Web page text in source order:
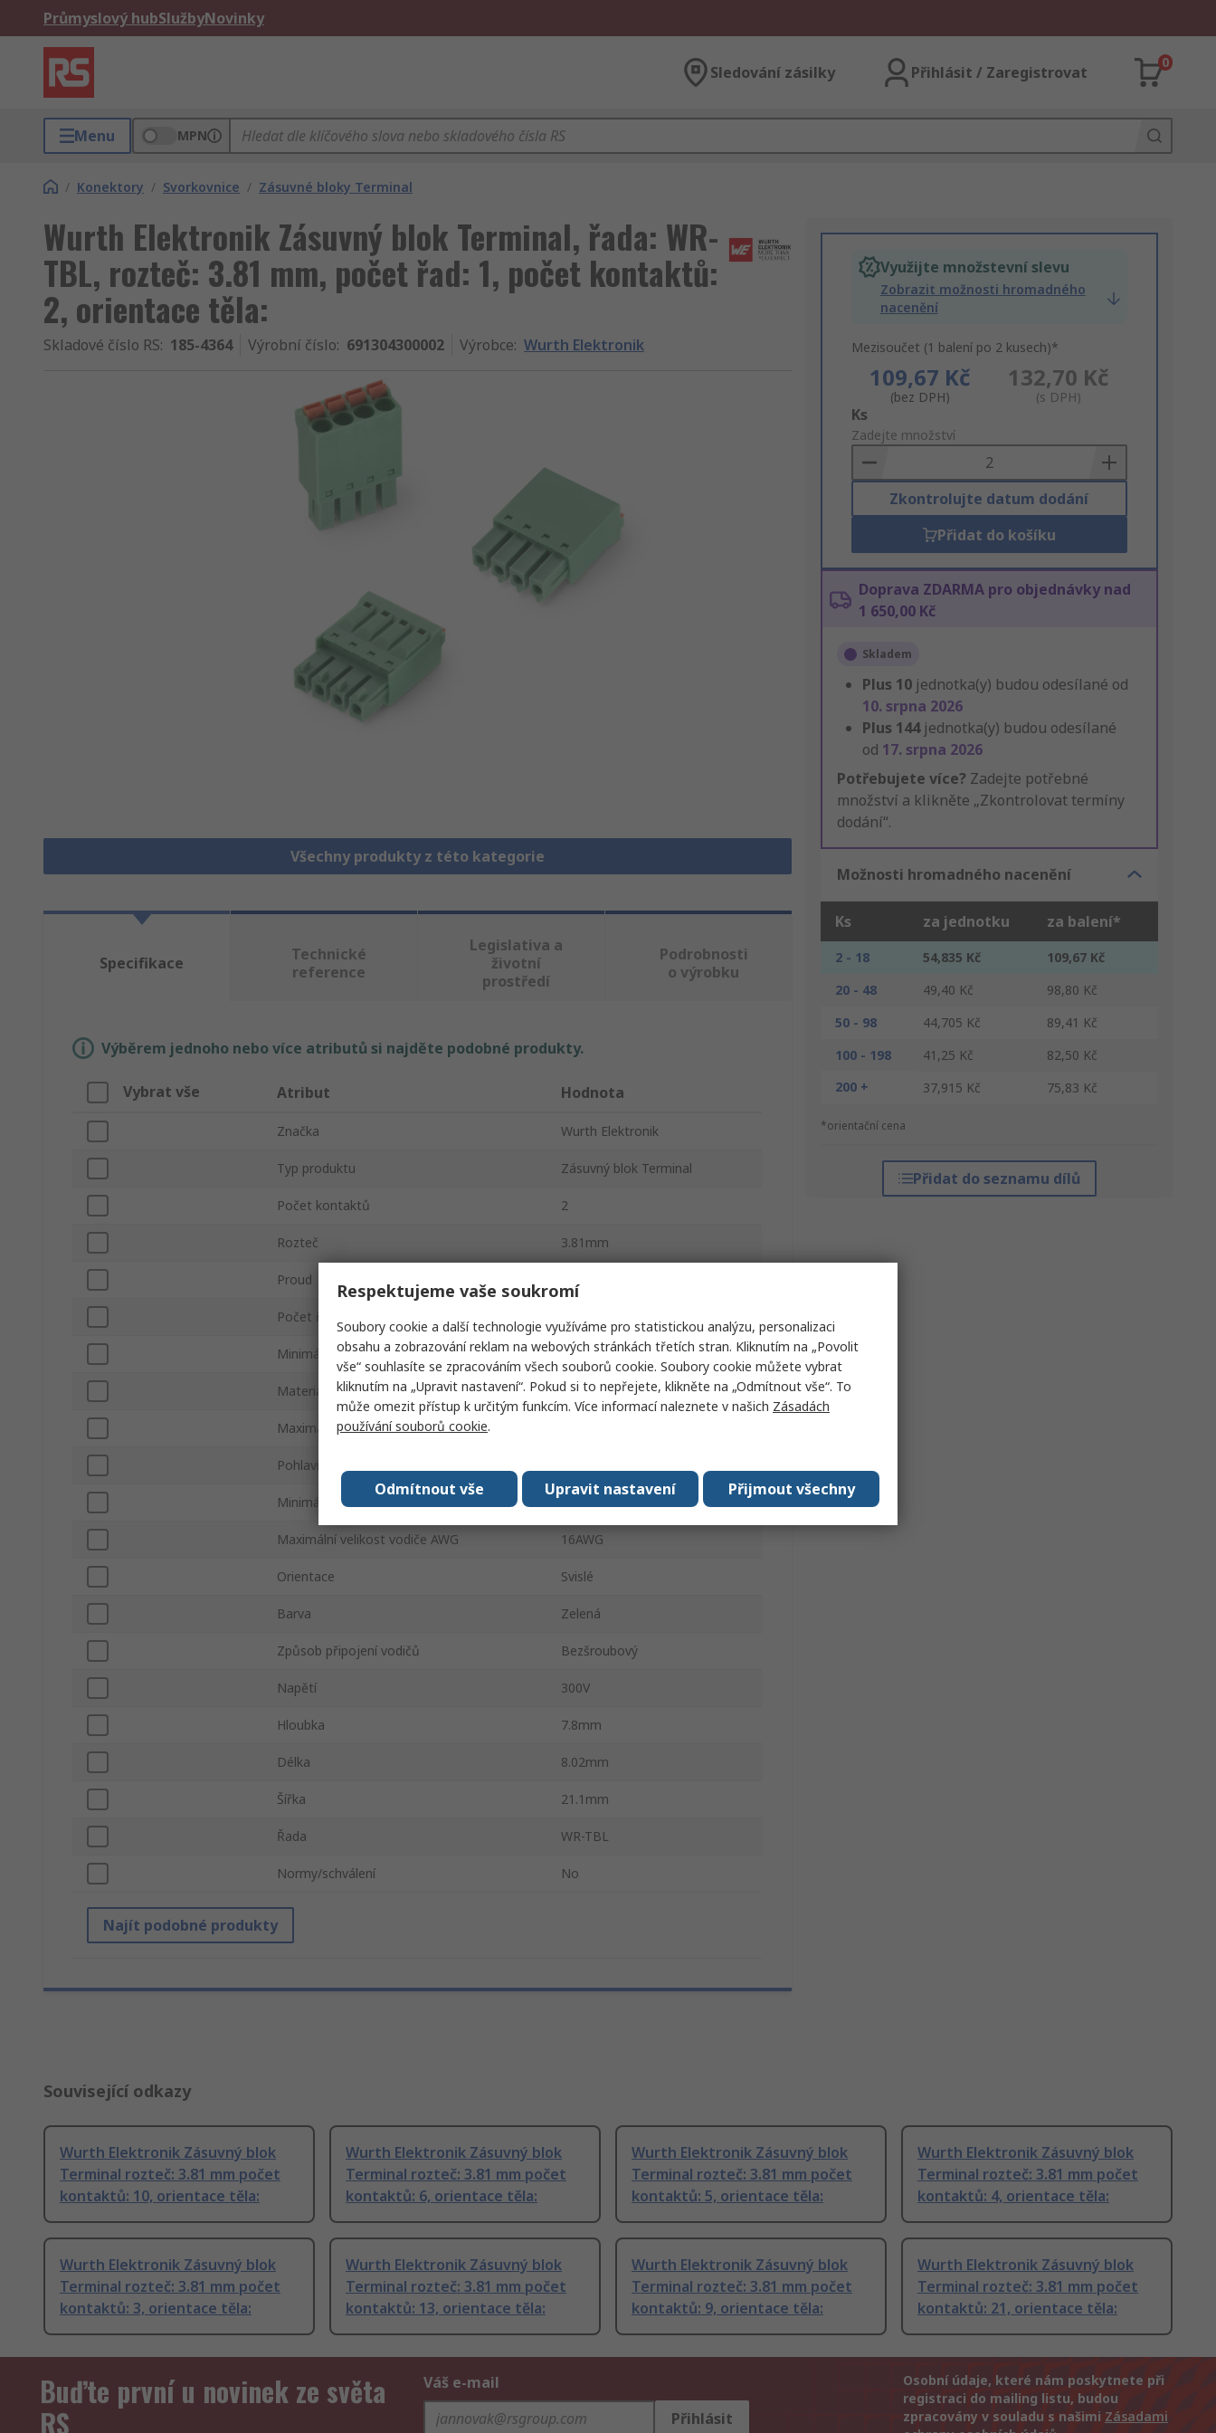
Průmyslový hubSlužbyNovinky
Sledování zásilky Přihlásit / Zaregistrovat
0
Menu MPN
/ Konektory / Svorkovnice / Zásuvné bloky Terminal
Wurth Elektronik Zásuvný blok Terminal, řada: WR-
TBL, rozteč: 3.81 mm, počet řad: 1, počet kontaktů:
2, orientace těla:
Skladové číslo RS: 185-4364 Výrobní číslo: 691304300002 Výrobce: Wurth Elektronik
Všechny produkty z této kategorie
Využijte množstevní slevu
Zobrazit možnosti hromadného
nacenění
Mezisoučet (1 balení po 2 kusech)*
109,67 Kč
(bez DPH)
132,70 Kč
(s DPH)
Add
to
Basket
Ks
Zadejte množství
Zkontrolujte datum dodání
Přidat do košíku
Doprava ZDARMA pro objednávky nad
1 650,00 Kč
Skladem
Plus 10 jednotka(y) budou odesílané od
10. srpna 2026
Plus 144 jednotka(y) budou odesílané
od 17. srpna 2026
Potřebujete více? Zadejte potřebné
množství a klikněte „Zkontrolovat termíny
dodání“.
Možnosti hromadného nacenění
Ks za jednotku za balení*
2 - 18 54,835 Kč
109,67 Kč
20 - 48
49,40 Kč
98,80 Kč
50 - 98
44,705 Kč
89,41 Kč
100 - 198
41,25 Kč
82,50 Kč
200 +
37,915 Kč 75,83 Kč
*orientační cena
Přidat do seznamu dílů
Specifikace
Technické
reference
Legislativa a
životní
prostředí
Podrobnosti
o výrobku
Výběrem jednoho nebo více atributů si najděte podobné produkty.
Vybrat vše Atribut Hodnota
Značka Wurth Elektronik
Typ produktu Zásuvný blok Terminal
Počet kontaktů 2
Rozteč 3.81mm
Proud
Počet řad
Minimální velikost vodiče mm² 0.21mm²
Materiál pouzdra Polyamid
Maximální velikost vodiče mm²
Pohlaví konektoru
Minimální velikost vodiče AWG
Maximální velikost vodiče AWG 16AWG
Orientace Svislé
Barva Zelená
Způsob připojení vodičů Bezšroubový
Napětí 300V
Hloubka 7.8mm
Délka 8.02mm
Šířka 21.1mm
Řada WR-TBL
Normy/schválení No
Najít podobné produkty
Související odkazy
Wurth Elektronik Zásuvný blok
Terminal rozteč: 3.81 mm počet
kontaktů: 10, orientace těla:
Wurth Elektronik Zásuvný blok
Terminal rozteč: 3.81 mm počet
kontaktů: 6, orientace těla:
Wurth Elektronik Zásuvný blok
Terminal rozteč: 3.81 mm počet
kontaktů: 5, orientace těla:
Wurth Elektronik Zásuvný blok
Terminal rozteč: 3.81 mm počet
kontaktů: 4, orientace těla:
Wurth Elektronik Zásuvný blok
Terminal rozteč: 3.81 mm počet
kontaktů: 3, orientace těla:
Wurth Elektronik Zásuvný blok
Terminal rozteč: 3.81 mm počet
kontaktů: 13, orientace těla:
Wurth Elektronik Zásuvný blok
Terminal rozteč: 3.81 mm počet
kontaktů: 9, orientace těla:
Wurth Elektronik Zásuvný blok
Terminal rozteč: 3.81 mm počet
kontaktů: 21, orientace těla:
Buďte první u novinek ze světa
RS
Váš e-mail
Přihlásit
Osobní údaje, které nám poskytnete při
registraci do mailing listu, budou
zpracovány v souladu s našimi Zásadami
Respektujeme vaše soukromí
Soubory cookie a další technologie využíváme pro statistickou analýzu, personalizaci
obsahu a zobrazování reklam na webových stránkách třetích stran. Kliknutím na „Povolit
vše“ souhlasíte se zpracováním všech souborů cookie. Soubory cookie můžete vybrat
kliknutím na „Upravit nastavení“. Pokud si to nepřejete, klikněte na „Odmítnout vše“. To
může omezit přístup k určitým funkcím. Více informací naleznete v našich Zásadách
používání souborů cookie.
Přijmout všechny
Upravit nastavení
Odmítnout vše